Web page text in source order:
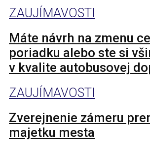
ZAUJÍMAVOSTI
Máte návrh na zmenu
poriadku alebo ste si
v kvalite autobusovej
ZAUJÍMAVOSTI
Zverejnenie zámeru
majetku mesta